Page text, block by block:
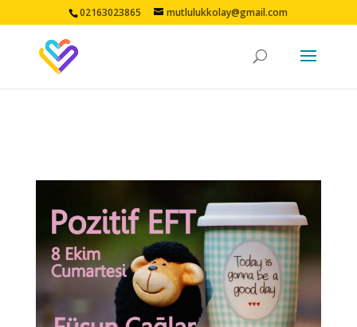
02163023865 mutlulukkolay@gmail.com